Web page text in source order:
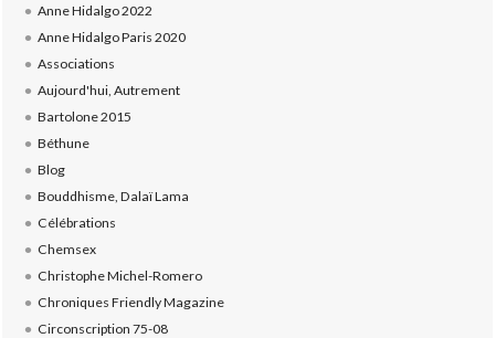
Anne Hidalgo 2022
Anne Hidalgo Paris 2020
Associations
Aujourd'hui, Autrement
Bartolone 2015
Béthune
Blog
Bouddhisme, Dalaï Lama
Célébrations
Chemsex
Christophe Michel-Romero
Chroniques Friendly Magazine
Circonscription 75-08